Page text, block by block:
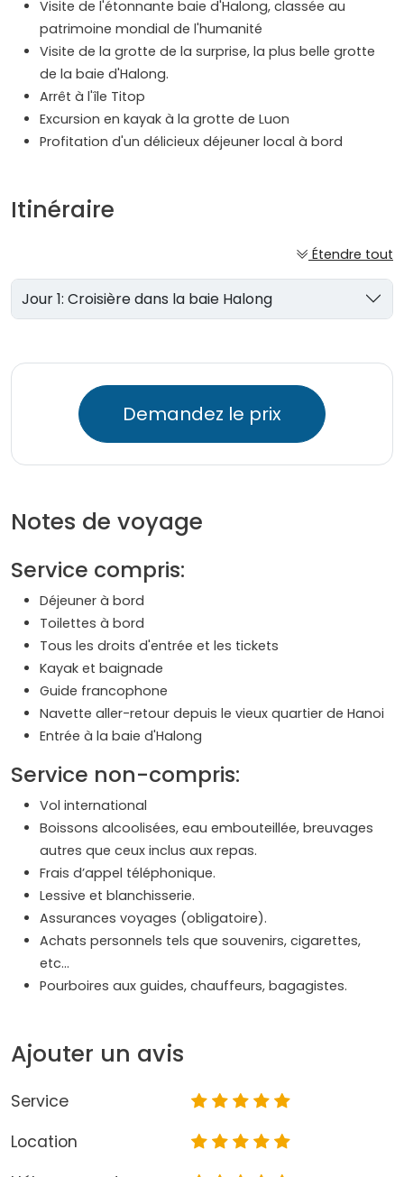
Visite de l'étonnante baie d'Halong, classée au
patrimoine mondial de l'humanité
Visite de la grotte de la surprise, la plus belle grotte
de la baie d'Halong.
Arrêt à l'île Titop
Excursion en kayak à la grotte de Luon
Profitation d'un délicieux déjeuner local à bord
Itinéraire
Étendre tout
Jour 1: Croisière dans la baie Halong
Demandez le prix
Notes de voyage
Service compris:
Déjeuner à bord
Toilettes à bord
Tous les droits d'entrée et les tickets
Kayak et baignade
Guide francophone
Navette aller-retour depuis le vieux quartier de Hanoi
Entrée à la baie d'Halong
Service non-compris:
Vol international
Boissons alcoolisées, eau embouteillée, breuvages
autres que ceux inclus aux repas.
Frais d’appel téléphonique.
Lessive et blanchisserie.
Assurances voyages (obligatoire).
Achats personnels tels que souvenirs, cigarettes,
etc…
Pourboires aux guides, chauffeurs, bagagistes.
Ajouter un avis
Service
Location